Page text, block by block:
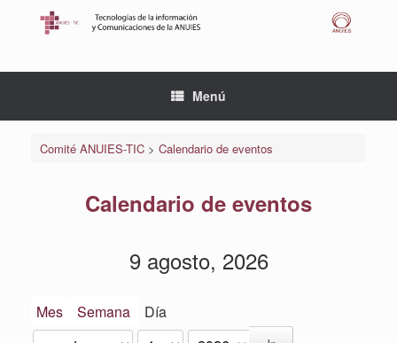
Menú
Comité ANUIES-TIC> Calendario de eventos
Calendario de eventos
9 agosto, 2026
Mes Semana Día